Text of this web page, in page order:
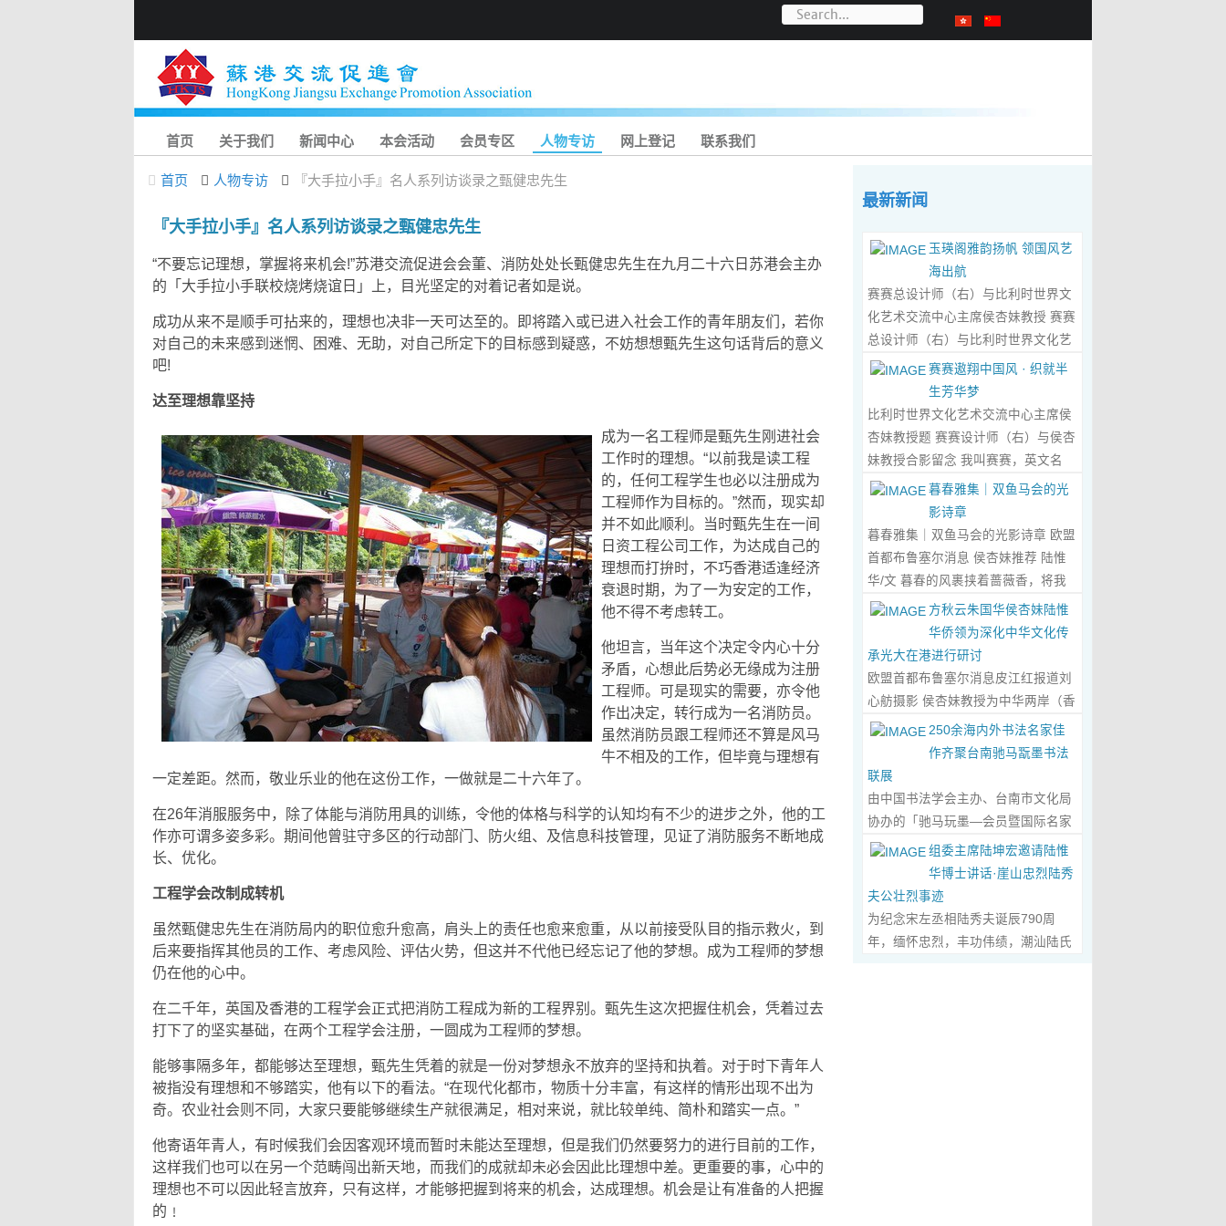
首页 关于我们 新闻中心 本会活动 会员专区 人物专访 网上登记 联系我们
首页 人物专访 『大手拉小手』名人系列访谈录之甄健忠先生
『大手拉小手』名人系列访谈录之甄健忠先生
“不要忘记理想，掌握将来机会!”苏港交流促进会会董、消防处处长甄健忠先生在九月二十六日苏港会主办
的「大手拉小手联校烧烤烧谊日」上，目光坚定的对着记者如是说。
成功从来不是顺手可拈来的，理想也决非一天可达至的。即将踏入或已进入社会工作的青年朋友们，若你
对自己的未来感到迷惘、困难、无助，对自己所定下的目标感到疑惑，不妨想想甄先生这句话背后的意义
吧!
达至理想靠坚持
成为一名工程师是甄先生刚进社会
工作时的理想。“以前我是读工程
的，任何工程学生也必以注册成为
工程师作为目标的。”然而，现实却
并不如此顺利。当时甄先生在一间
日资工程公司工作，为达成自己的
理想而打拚时，不巧香港适逢经济
衰退时期，为了一为安定的工作，
他不得不考虑转工。
他坦言，当年这个决定令内心十分
矛盾，心想此后势必无缘成为注册
工程师。可是现实的需要，亦令他
作出决定，转行成为一名消防员。
虽然消防员跟工程师还不算是风马
牛不相及的工作，但毕竟与理想有
一定差距。然而，敬业乐业的他在这份工作，一做就是二十六年了。
在26年消服服务中，除了体能与消防用具的训练，令他的体格与科学的认知均有不少的进步之外，他的工
作亦可谓多姿多彩。期间他曾驻守多区的行动部门、防火组、及信息科技管理，见证了消防服务不断地成
长、优化。
工程学会改制成转机
虽然甄健忠先生在消防局内的职位愈升愈高，肩头上的责任也愈来愈重，从以前接受队目的指示救火，到
后来要指挥其他员的工作、考虑风险、评估火势，但这并不代他已经忘记了他的梦想。成为工程师的梦想
仍在他的心中。
在二千年，英国及香港的工程学会正式把消防工程成为新的工程界别。甄先生这次把握住机会，凭着过去
打下了的坚实基础，在两个工程学会注册，一圆成为工程师的梦想。
能够事隔多年，都能够达至理想，甄先生凭着的就是一份对梦想永不放弃的坚持和执着。对于时下青年人
被指没有理想和不够踏实，他有以下的看法。“在现代化都市，物质十分丰富，有这样的情形出现不出为
奇。农业社会则不同，大家只要能够继续生产就很满足，相对来说，就比较单纯、简朴和踏实一点。”
他寄语年青人，有时候我们会因客观环境而暂时未能达至理想，但是我们仍然要努力的进行目前的工作，
这样我们也可以在另一个范畴闯出新天地，而我们的成就却未必会因此比理想中差。更重要的事，心中的
理想也不可以因此轻言放弃，只有这样，才能够把握到将来的机会，达成理想。机会是让有准备的人把握
的﹗
最新新闻
玉瑛阁雅韵扬帆 领国风艺
海出航
赛赛总设计师（右）与比利时世界文
化艺术交流中心主席侯杏妹教授 赛赛
总设计师（右）与比利时世界文化艺
术交流中心主席侯杏妹教授及其题词
合影留念 ‍ 赛赛/文 ‍ 近日有幸与比利时
籍华裔艺术家陆惟华、侯杏妹夫妇倾
心晤谈，此番交流没有客套的寒暄，
唯有艺术与文化的深度共鸣，言辞间
赤诚的文化情怀，畅谈过后，内心满
是深切的感念与久久不散的触动，更
让我对国风服饰的创作之路，有了全
新的认知与坚守。...Read More...
赛赛遨翔中国风 · 织就半
生芳华梦
比利时世界文化艺术交流中心主席侯
杏妹教授题 赛赛设计师（右）与侯杏
妹教授合影留念 我叫赛赛，英文名
Elin，生于湖南邵东的乡野村落，如
今扎根东莞，在服装与设计的领域
里，书写着属于自己的人生篇章。 我
的童年，是被墨香与书卷包裹的时
光。外公是当地颇负盛名的国画爱好
师、老校长，他的一生，一半是教书
育人的赤诚，一半是笔墨丹青的风
雅。记忆里，外公的书桌总铺着宣
纸，狼毫笔起落间，山水花鸟跃然纸
上，窗外的田园炊烟、山间流云，都
成了他笔下的景致。我总蹲在桌旁静
静凝望，看墨色在纸上晕染开深浅层
次，看线条勾勒出世间万物，那些灵
动的笔触、雅致的构图，悄无声息地
化作我最初的美学启蒙。耳濡目染之
下，我深深爱上了绘画，年少的心
里，悄悄埋下了一个成为画家的梦
想，那份对美与生俱来的向往，对艺
术纯粹的执着，从此在心底生根发
芽，成为贯穿我一生的精神底色。...
暮春雅集｜双鱼马会的光
影诗章
暮春雅集｜双鱼马会的光影诗章 欧盟
首都布鲁塞尔消息 侯杏妹推荐 陆惟
华/文 暮春的风裹挟着蔷薇香，将我
们引入香港双鱼河马会的湖光画卷
中。叶庆良博士、陆惟华博士、侯杏
妹教授与廖国玲小姐同游于此，在水
墨烟岚与艺术雅趣间，共赴一场关于
时光的慢调叙事。 墨韵凝香：方寸亭
着的灯串尚未苏醒，却被攀援的藤蔓
织成了碎金帘幕。牙医博士叶庆良的
书法汇报在此流淌，如古琴拨弦——
他从仓颉造字的鸿蒙传说讲起，指尖
划过甲骨文的象形密码，将东方哲思
的留白与日本新书法的张力调和成墨
色，在宣纸上晕染出“手术刀与毛笔共
舞”的传奇。当他谈及篆隶的古拙如钟
鼎锈迹、草书的狂放似惊鸿掠水，严
谨的学术脉络里忽然漫出诗意：“医学
方秋云朱国华侯杏妹陆惟
华侨领为深化中华文化传
承光大在港进行研讨
欧盟首都布鲁塞尔消息皮江红报道刘
心舫摄影 侯杏妹教授为中华两岸（香
港）文创观光协会题词致贺 2023年5
月2日上午，比利时美术家协会主席
陆惟华博士，比利时世界文化艺术交
流中心主席、香港国际文化艺术联会
会长侯杏妹教授应中华两岸（香港）
会常务副会长方秋云女士，中华两岸
（香港）文创观光协会常务副会长、
江西省旅港同乡会常务副会长朱国华
先生的邀请，前往参观了贵会会所。
活动中，方秋云会长、朱国华常务副
250余海内外书法名家佳
作齐聚台南驰马翫墨书法
联展
由中国书法学会主办、台南市文化局
协办的「驰马玩墨—会员暨国际名家
书法联展」，已于2026年5月3日在台
南新营文化中心盛大开幕。本次展览
荟萃海内外书法名家佳作约二百五十
件，汇聚台湾近两百位书家，及全球
十余国家和地区四十二位国际名家；
组委主席陆坤宏邀请陆惟
华博士讲话·崖山忠烈陆秀
夫公壮烈事迹
为纪念宋左丞相陆秀夫诞辰790周
年，缅怀忠烈，丰功伟绩，潮汕陆氏